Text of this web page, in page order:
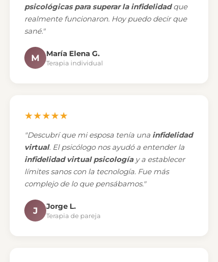
psicológicas para superar la infidelidadque
realmente funcionaron. Hoy puedo decir que
sané."
M María Elena G.
Terapia individual
★★★★★
"Descubrí que mi esposa tenía una infidelidad
virtual. El psicólogo nos ayudó a entender la
infidelidad virtual psicologíay a establecer
límites sanos con la tecnología. Fue más
complejo de lo que pensábamos."
J Jorge L.
Terapia de pareja